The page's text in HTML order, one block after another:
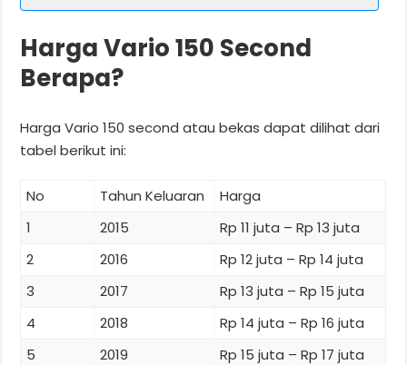
Harga Vario 150 Second
Berapa?
Harga Vario 150 second atau bekas dapat dilihat dari
tabel berikut ini:
No Tahun Keluaran
Harga
1
2015
Rp 11 juta – Rp 13 juta
2
2016
Rp 12 juta – Rp 14 juta
3
2017
Rp 13 juta – Rp 15 juta
4
2018
Rp 14 juta – Rp 16 juta
5
2019
Rp 15 juta – Rp 17 juta